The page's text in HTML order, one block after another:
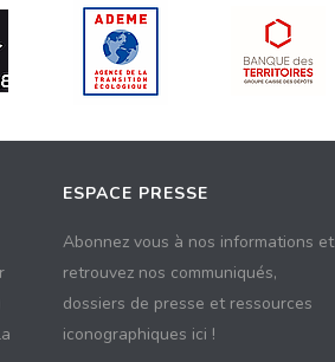
ESPACE PRESSE
Abonnez vous à nos informations et
retrouvez nos communiqués,
dossiers de presse et ressources
iconographiques ici !